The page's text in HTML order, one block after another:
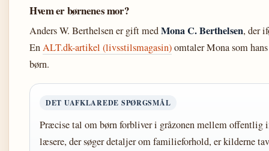
Hvem er børnenes mor?
Anders W. Berthelsen er gift medMona C. Berthelsen, der
EnALT.dk-artikel (livsstilsmagasin)omtaler Mona som
børn.
DET UAFKLAREDE SPØRGSMÅL
Præcise tal om børn forbliver i gråzonen mellem offentlig
læsere, der søger detaljer om familieforhold, er kilderne